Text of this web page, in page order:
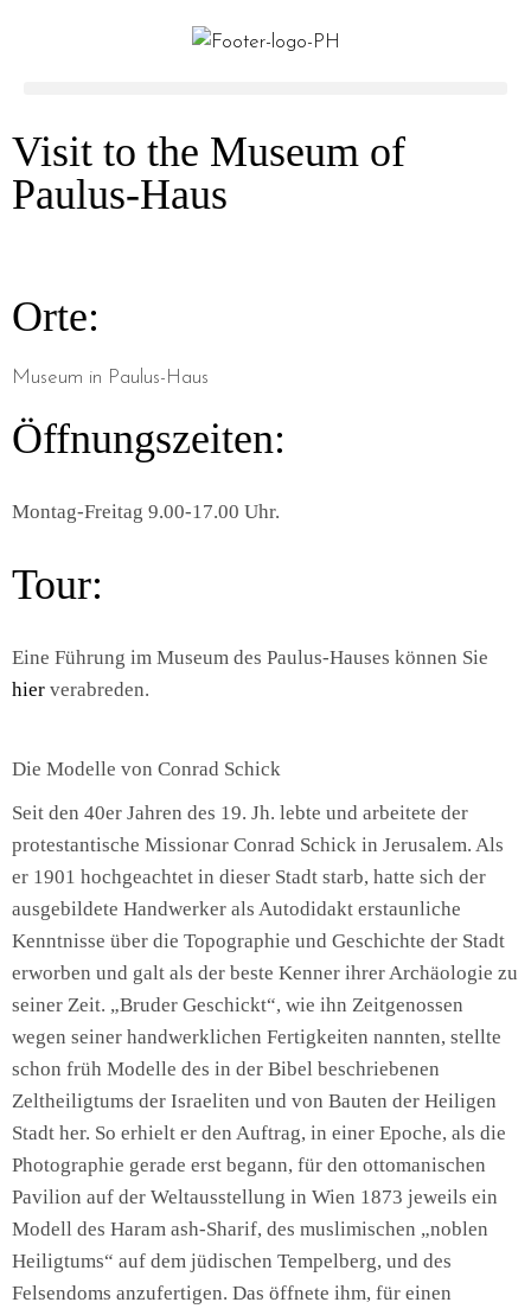
Visit to the Museum of
Paulus-Haus
Orte:
Museum in Paulus-Haus
Öffnungszeiten:
Montag-Freitag 9.00-17.00 Uhr.
Tour:
Eine Führung im Museum des Paulus-Hauses können Sie
hier verabreden.
Die Modelle von Conrad Schick
Seit den 40er Jahren des 19. Jh. lebte und arbeitete der
protestantische Missionar Conrad Schick in Jerusalem. Als
er 1901 hochgeachtet in dieser Stadt starb, hatte sich der
ausgebildete Handwerker als Autodidakt erstaunliche
Kenntnisse über die Topographie und Geschichte der Stadt
erworben und galt als der beste Kenner ihrer Archäologie zu
seiner Zeit. „Bruder Geschickt“, wie ihn Zeitgenossen
wegen seiner handwerklichen Fertigkeiten nannten, stellte
schon früh Modelle des in der Bibel beschriebenen
Zeltheiligtums der Israeliten und von Bauten der Heiligen
Stadt her. So erhielt er den Auftrag, in einer Epoche, als die
Photographie gerade erst begann, für den ottomanischen
Pavilion auf der Weltausstellung in Wien 1873 jeweils ein
Modell des Haram ash-Sharif, des muslimischen „noblen
Heiligtums“ auf dem jüdischen Tempelberg, und des
Felsendoms anzufertigen. Das öffnete ihm, für einen